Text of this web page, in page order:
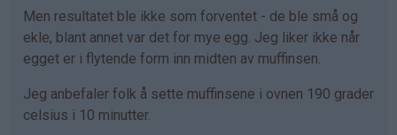
Men resultatet ble ikke som forventet - de ble små og
ekle, blant annet var det for mye egg. Jeg liker ikke når
egget er i flytende form inn midten av muffinsen.
Jeg anbefaler folk å sette muffinsene i ovnen 190 grader
celsius i 10 minutter.